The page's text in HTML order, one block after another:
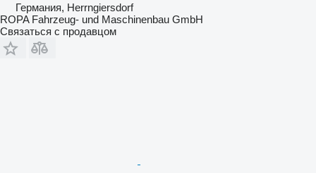
Германия, Herrngiersdorf
ROPA Fahrzeug- und Maschinenbau GmbH
Связаться с продавцом